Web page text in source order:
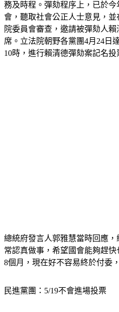
會，聽取社會公正人士意見，並
院委員會審查，邀請被彈劾人
席。立法院朝野各黨團4月24日
10時，進行賴清德彈劾案記名投
常認真做事，希望國會能夠趕
8個月，現在好不容易終於付委